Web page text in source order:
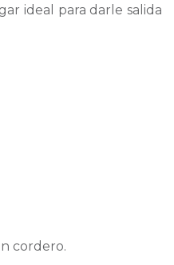
ideal para darle salida
cordero.